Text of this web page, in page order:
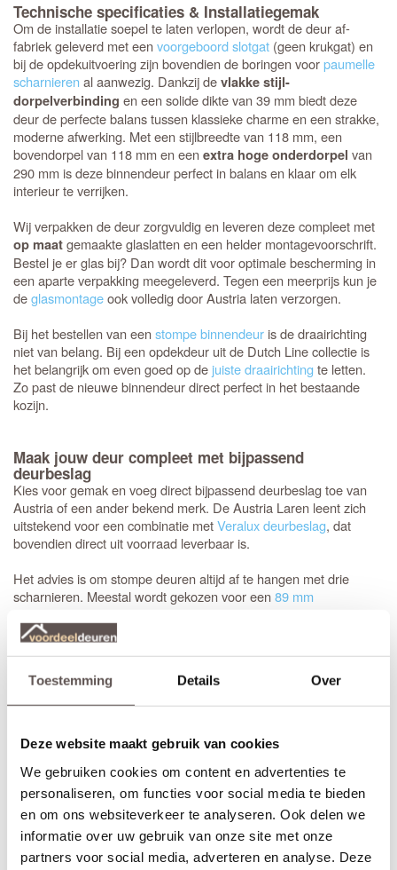
Toestemming Details Over
Deze website maakt gebruik van cookies
We gebruiken cookies om content en advertenties te
personaliseren, om functies voor social media te bieden
en om ons websiteverkeer te analyseren. Ook delen we
informatie over uw gebruik van onze site met onze
partners voor social media, adverteren en analyse. Deze
Technische specificaties & Installatiegemak
Om de installatie soepel te laten verlopen, wordt de deur af-
fabriek geleverd met eenvoorgeboord slotgat (geen krukgat) en
bij de opdekuitvoering zijn bovendien de boringen voorpaumelle
scharnieren al aanwezig. Dankzij devlakke stijl-
dorpelverbinding en een solide dikte van 39 mm biedt deze
deur de perfecte balans tussen klassieke charme en een strakke,
moderne afwerking. Met een stijlbreedte van 118 mm, een
bovendorpel van 118 mm en eenextra hoge onderdorpel van
290 mm is deze binnendeur perfect in balans en klaar om elk
interieur te verrijken.
Wij verpakken de deur zorgvuldig en leveren deze compleet met
op maatgemaakte glaslatten en een helder montagevoorschrift.
Bestel je er glas bij? Dan wordt dit voor optimale bescherming in
een aparte verpakking meegeleverd. Tegen een meerprijs kun je
deglasmontageook volledig door Austria laten verzorgen.
Bij het bestellen van eenstompe binnendeur is de draairichting
niet van belang. Bij een opdekdeur uit de Dutch Line collectie is
het belangrijk om even goed op de juiste draairichtingte letten.
Zo past de nieuwe binnendeur direct perfect in het bestaande
kozijn.
Maak jouw deur compleet met bijpassend
deurbeslag
Kies voor gemak en voeg direct bijpassend deurbeslag toe van
Austria of een ander bekend merk. De Austria Laren leent zich
uitstekend voor een combinatie metVeralux deurbeslag, dat
bovendien direct uit voorraad leverbaar is.
Het advies is om stompe deuren altijd af te hangen met drie
scharnieren. Meestal wordt gekozen voor een89 mm
gereedschap, zoals een freesmal, worden deze uitsparingen snel
Het is aan te raden om te kiezen voor een
tochtvaldorpeltussen
de hal en de woonkamer, zeker als de voordeur niet volledig
te dempen. Houd er rekening mee dat de luchtventilatie bij een
gesloten deur vermindert; dit is de afweging bij de keuze voor een
tochtvaldorpel.
Inkorten of op maat bestellen?
Sluiten de standaardmaten net niet aan? Geen probleem.
Stompe Austria Dutch Line deuren zijn aan alle vier de zijden tot